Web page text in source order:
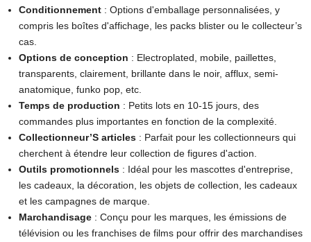
Conditionnement : Options d'emballage personnalisées, y
compris les boîtes d'affichage, les packs blister ou le collecteur’s
cas.
Options de conception : Electroplated, mobile, paillettes,
transparents, clairement, brillante dans le noir, afflux, semi-
anatomique, funko pop, etc.
Temps de production : Petits lots en 10-15 jours, des
commandes plus importantes en fonction de la complexité.
Collectionneur’S articles : Parfait pour les collectionneurs qui
cherchent à étendre leur collection de figures d'action.
Outils promotionnels : Idéal pour les mascottes d'entreprise,
les cadeaux, la décoration, les objets de collection, les cadeaux
et les campagnes de marque.
Marchandisage : Conçu pour les marques, les émissions de
télévision ou les franchises de films pour offrir des marchandises